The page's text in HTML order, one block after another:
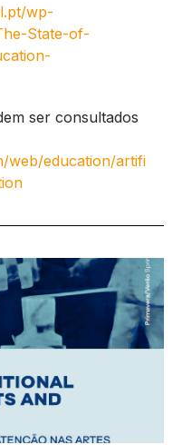
wp-
State-of-
ser consultados
web/education/artifi